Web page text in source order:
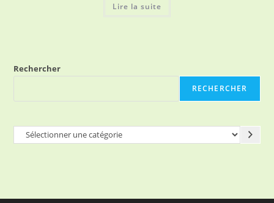
Lire la suite
Rechercher
RECHERCHER
Sélectionner